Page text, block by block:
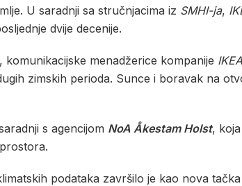
U saradnji sa stručnjacima iz SMHI-ja,
dvije decenije.
, komunikacijske menadžerice kompanije
zimskih perioda. Sunce i boravak na
s agencijom NoA Åkestam Holst,
podataka završilo je kao nova